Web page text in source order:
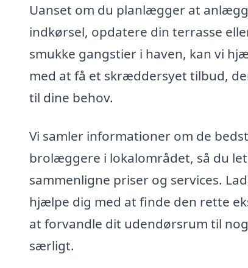
Uanset om du planlægger at
indkørsel, opdatere din terrasse
smukke gangstier i haven, kan vi
med at få et skræddersyet tilbud,
til dine behov.
Vi samler informationer om de
brolæggere i lokalområdet, så du
sammenligne priser og services.
hjælpe dig med at finde den rette
at forvandle dit udendørsrum til
særligt.